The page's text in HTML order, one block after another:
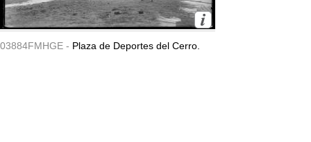
03884FMHGE - Plaza de Deportes del Cerro.